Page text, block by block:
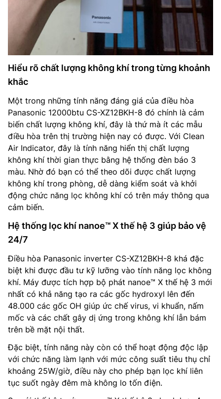
Hiểu rõ chất lượng không khí trong từng khoảnh
khắc
Một trong những tính năng đáng giá của điều hòa
Panasonic 12000btu CS-XZ12BKH-8 đó chính là cảm
biến chất lượng không khí, đây là thứ mà ít các mẫu
điều hòa trên thị trường hiện nay có được. Với Clean
Air Indicator, đây là tính năng hiển thị chất lượng
không khí thời gian thực bằng hệ thống đèn báo 3
màu. Nhờ đó bạn có thể theo dõi được chất lượng
không khí trong phòng, dễ dàng kiểm soát và khởi
động chức năng lọc không khí có trên máy thông qua
cảm biến.
Hệ thống lọc khí nanoe™ X thế hệ 3 giúp bảo vệ
24/7
Điều hòa Panasonic inverter CS-XZ12BKH-8 khá đặc
biệt khi được đầu tư kỹ lưỡng vào tính năng lọc không
khí. Máy được tích hợp bộ phát nanoe™ X thế hệ 3 mới
nhất có khả năng tạo ra các gốc hydroxyl lên đến
48.000 các gốc OH giúp ức chế virus, vi khuẩn, nấm
mốc và các chất gây dị ứng trong không khí lẫn bám
trên bề mặt nội thất.
Đặc biệt, tính năng này còn có thể hoạt động độc lập
với chức năng làm lạnh với mức công suất tiêu thụ chỉ
khoảng 25W/giờ, điều này cho phép bạn lọc khí liên
tục suốt ngày đêm mà không lo tốn điện.